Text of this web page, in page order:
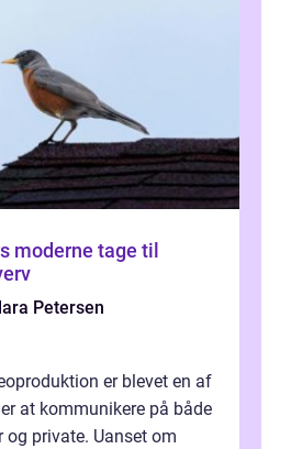
Petersen
er blevet en af
at kommunikere på både
private. Uanset om